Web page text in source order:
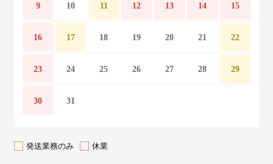
9 10 11 12 13 14 15
16 17 18 19 20 21 22
23 24 25 26 27 28 29
30 31
発送業務のみ 休業